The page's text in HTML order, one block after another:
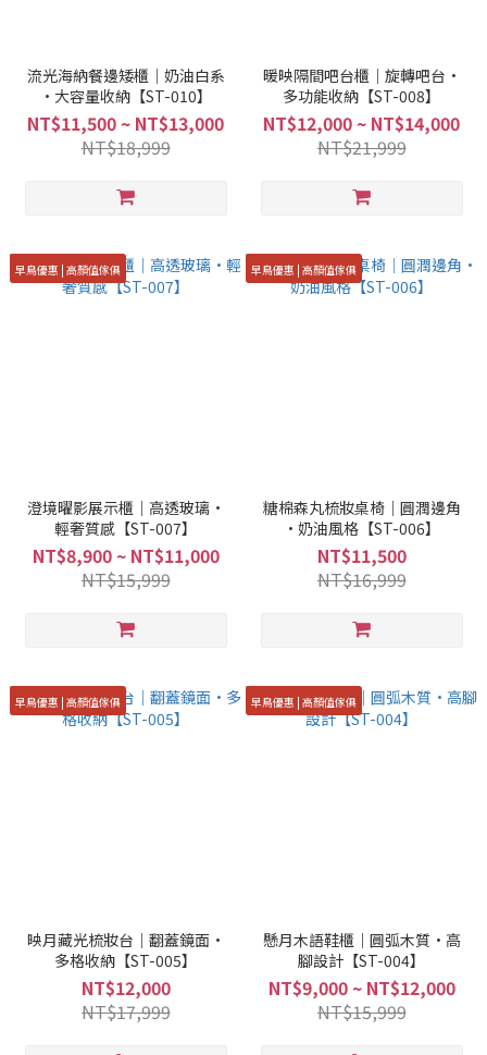
流光海納餐邊矮櫃｜奶油白系
·大容量收納【ST-010】
NT$11,500 ~ NT$13,000
NT$18,999
暖映隔間吧台櫃｜旋轉吧台·
多功能收納【ST-008】
NT$12,000 ~ NT$14,000
NT$21,999
早鳥優惠 | 高顏值傢俱
澄境曜影展示櫃｜高透玻璃·
輕奢質感【ST-007】
NT$8,900 ~ NT$11,000
NT$15,999
早鳥優惠 | 高顏值傢俱
糖棉森丸梳妝桌椅｜圓潤邊角
·奶油風格【ST-006】
NT$11,500
NT$16,999
早鳥優惠 | 高顏值傢俱
映月藏光梳妝台｜翻蓋鏡面·
多格收納【ST-005】
NT$12,000
NT$17,999
早鳥優惠 | 高顏值傢俱
懸月木語鞋櫃｜圓弧木質·高
腳設計【ST-004】
NT$9,000 ~ NT$12,000
NT$15,999